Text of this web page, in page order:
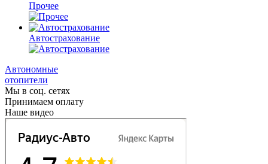
Прочее
Автострахование
Автономные
отопители
Мы в соц. сетях
Принимаем оплату
Наше видео